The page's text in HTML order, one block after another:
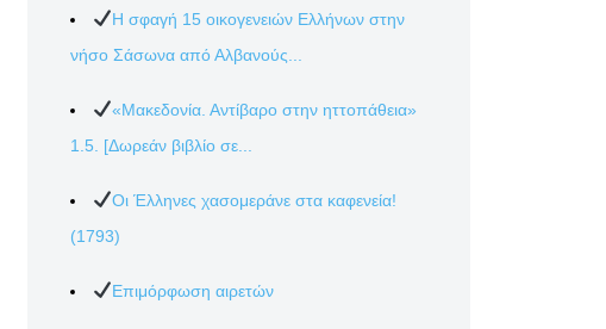
Η σφαγή 15 οικογενειών Ελλήνων στην
νήσο Σάσωνα από Αλβανούς...
«Μακεδονία. Αντίβαρο στην ηττοπάθεια»
1.5. [Δωρεάν βιβλίο σε...
Οι Έλληνες χασομεράνε στα καφενεία!
(1793)
Επιμόρφωση αιρετών